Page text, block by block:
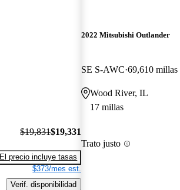
$19,831$19,331
El precio incluye tasas
$373/mes est.
Verif. disponibilidad
2022 Mitsubishi Outlander
SE S-AWC 69,610 millas
Wood River, IL
17 millas
Trato justo